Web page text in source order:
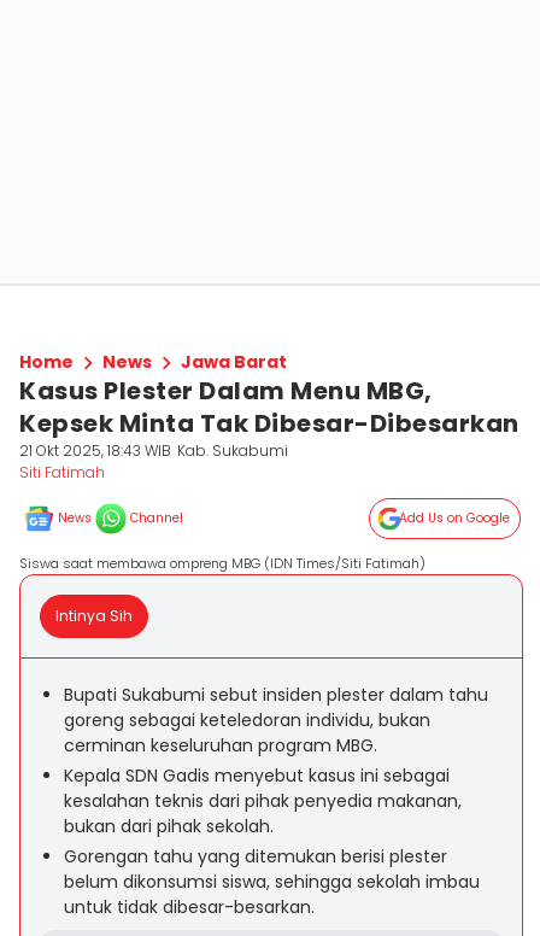
Home News Jawa Barat
Kasus Plester Dalam Menu MBG,
Kepsek Minta Tak Dibesar-Dibesarkan
21 Okt 2025, 18:43 WIB Kab. Sukabumi
Siti Fatimah
News Channel Add Us on Google
Siswa saat membawa ompreng MBG (IDN Times/Siti Fatimah)
Intinya Sih
Bupati Sukabumi sebut insiden plester dalam tahu
goreng sebagai keteledoran individu, bukan
cerminan keseluruhan program MBG.
Kepala SDN Gadis menyebut kasus ini sebagai
kesalahan teknis dari pihak penyedia makanan,
bukan dari pihak sekolah.
Gorengan tahu yang ditemukan berisi plester
belum dikonsumsi siswa, sehingga sekolah imbau
untuk tidak dibesar-besarkan.